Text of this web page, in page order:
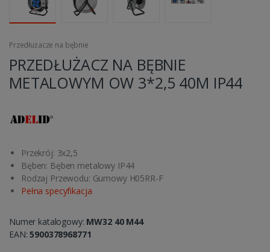
Przedłużacze na bębnie
PRZEDŁUŻACZ NA BĘBNIE
METALOWYM OW 3*2,5 40M IP44
Przekrój: 3x2,5
Bęben: Bęben metalowy IP44
Rodzaj Przewodu: Gumowy H05RR-F
Pełna specyfikacja
Numer katalogowy: MW32 40 M44
EAN:5900378968771